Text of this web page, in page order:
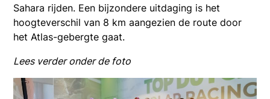
Sahara rijden. Een bijzondere uitdaging is het
hoogteverschil van 8 km aangezien de route door
het Atlas-gebergte gaat.
Lees verder onder de foto